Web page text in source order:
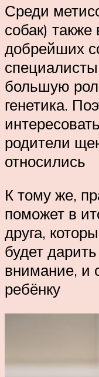
Среди
собак)
добрейших
большую
генетика.
родители
относились
К тому же,
поможет в
друга,
будет
внимание, и
ребёнку